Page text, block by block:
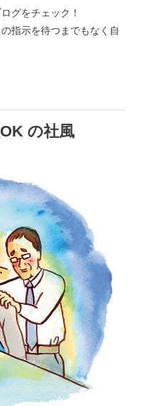
グをチェック！
指示を待つまでもなく自
の社風